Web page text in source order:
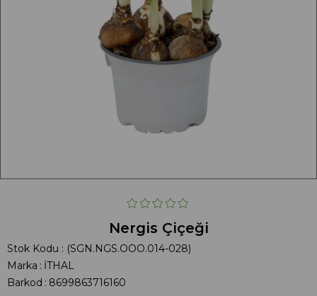
Nergis Çiçeği
Stok Kodu
(SGN.NGS.OOO.014-028)
Marka : İTHAL
Barkod : 8699863716160